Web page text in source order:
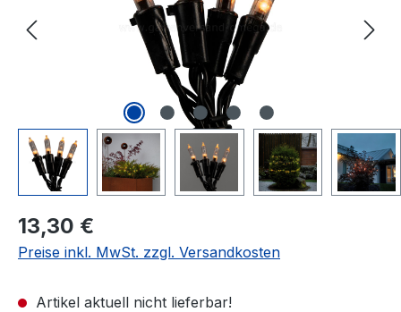
Regulärer Preis:
13,30 €
Preise inkl. MwSt. zzgl. Versandkosten
Artikel aktuell nicht lieferbar!